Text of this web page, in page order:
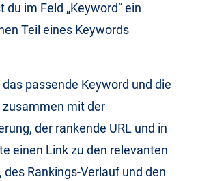
im Feld „Keyword“ ein
Teil eines Keywords
passende Keyword und die
mit der
der rankende URL und in
einen Link zu den relevanten
des Rankings-Verlauf und den